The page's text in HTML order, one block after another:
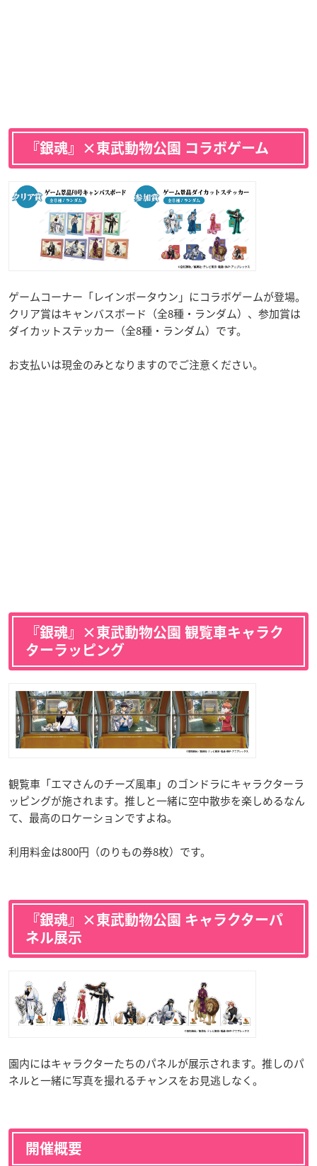
『銀魂』×東武動物公園 コラボゲーム
ゲームコーナー「レインボータウン」にコラボゲームが登場。
クリア賞はキャンバスボード（全8種・ランダム）、参加賞は
ダイカットステッカー（全8種・ランダム）です。
お支払いは現金のみとなりますのでご注意ください。
『銀魂』×東武動物公園 観覧車キャラク
ターラッピング
観覧車「エマさんのチーズ風車」のゴンドラにキャラクターラ
ッピングが施されます。推しと一緒に空中散歩を楽しめるなん
て、最高のロケーションですよね。
利用料金は800円（のりもの券8枚）です。
『銀魂』×東武動物公園 キャラクターパ
ネル展示
園内にはキャラクターたちのパネルが展示されます。推しのパ
ネルと一緒に写真を撮れるチャンスをお見逃しなく。
開催概要